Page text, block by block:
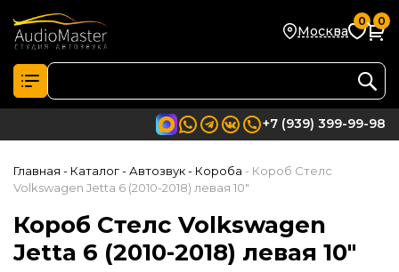
Москва
0 0
+7 (939) 399-99-98
Главная - Каталог- Автозвук- Короба - Короб Стелс
Volkswagen Jetta 6 (2010-2018) левая 10"
Короб Стелс Volkswagen
Jetta 6 (2010-2018) левая 10"